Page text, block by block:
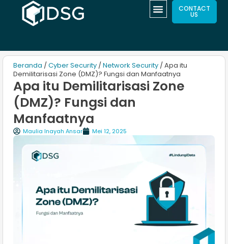
CONTACT
US
Beranda / Cyber Security / Network Security / Apa itu
Demilitarisasi Zone (DMZ)? Fungsi dan Manfaatnya
Apa itu Demilitarisasi Zone
(DMZ)? Fungsi dan
Manfaatnya
Maulia Inayah Ansar Mei 12, 2025